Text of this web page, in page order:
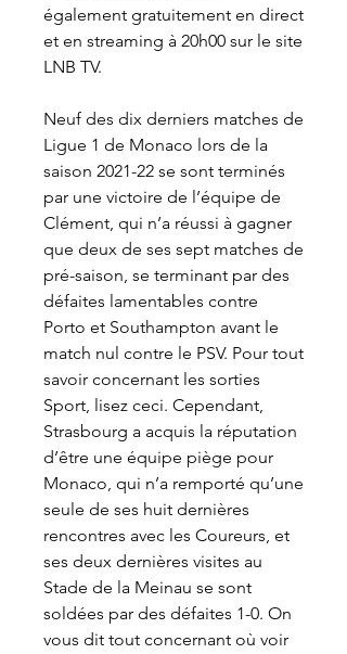
également gratuitement en direct
et en streaming à 20h00 sur le site
LNB TV.
Neuf des dix derniers matches de
Ligue 1 de Monaco lors de la
saison 2021-22 se sont terminés
par une victoire de l’équipe de
Clément, qui n’a réussi à gagner
que deux de ses sept matches de
pré-saison, se terminant par des
défaites lamentables contre
Porto et Southampton avant le
match nul contre le PSV. Pour tout
savoir concernant les sorties
Sport, lisez ceci. Cependant,
Strasbourg a acquis la réputation
d’être une équipe piège pour
Monaco, qui n’a remporté qu’une
seule de ses huit dernières
rencontres avec les Coureurs, et
ses deux dernières visites au
Stade de la Meinau se sont
soldées par des défaites 1-0. On
vous dit tout concernant où voir